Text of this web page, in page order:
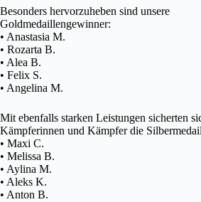
Besonders hervorzuheben sind unsere
Goldmedaillengewinner:
• Anastasia M.
• Rozarta B.
• Alea B.
• Felix S.
• Angelina M.
Mit ebenfalls starken Leistungen sicherten
Kämpferinnen und Kämpfer die
• Maxi C.
• Melissa B.
• Aylina M.
• Aleks K.
• Anton B.